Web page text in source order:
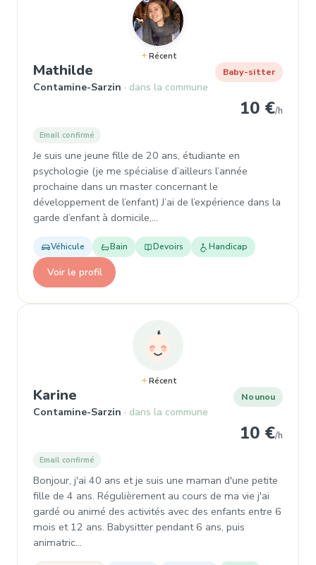
Récent
Mathilde , Garde d'enfant à Contamine-
Contamine-Sarzin dans la commune
Baby-sitter
10 €/h
Email confirmé
Je suis une jeune fille de 20 ans, étudiante en
psychologie (je me spécialise d’ailleurs l’année
prochaine dans un master concernant le
développement de l’enfant) J’ai de l’expérience dans la
garde d’enfant à domicile,…
Véhicule Bain Devoirs Handicap
Voir le profil
Récent
Karine , Garde d'enfant à Contamine-
Contamine-Sarzin dans la commune
Nounou
10 €/h
Email confirmé
Bonjour, j'ai 40 ans et je suis une maman d'une petite
fille de 4 ans. Régulièrement au cours de ma vie j'ai
gardé ou animé des activités avec des enfants entre 6
mois et 12 ans. Babysitter pendant 6 ans, puis
animatric…